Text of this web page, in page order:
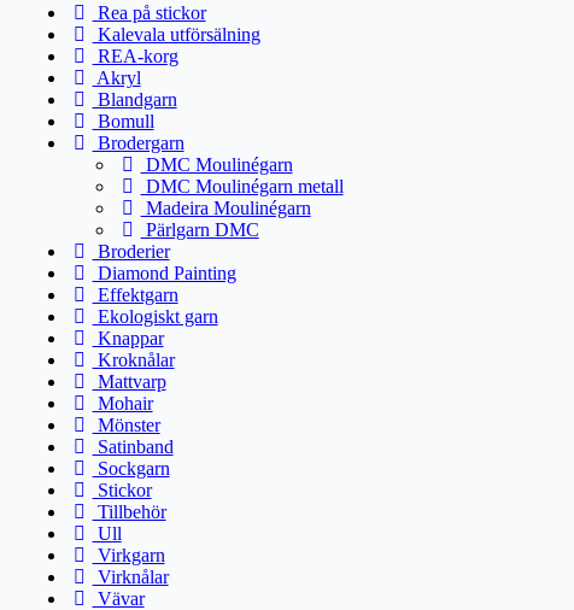
Rea på stickor
Kalevala utförsälning
REA-korg
Akryl
Blandgarn
Bomull
Brodergarn
DMC Moulinégarn
DMC Moulinégarn metall
Madeira Moulinégarn
Pärlgarn DMC
Broderier
Diamond Painting
Effektgarn
Ekologiskt garn
Knappar
Kroknålar
Mattvarp
Mohair
Mönster
Satinband
Sockgarn
Stickor
Tillbehör
Ull
Virkgarn
Virknålar
Vävar